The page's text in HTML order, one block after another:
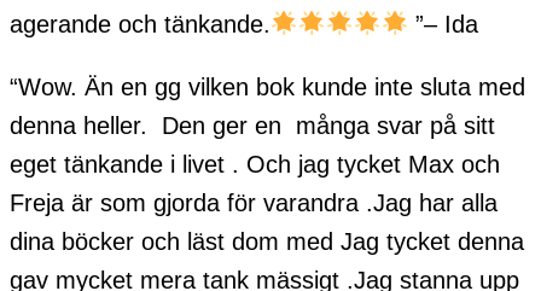
agerande och tänkande.
”– Ida
“Wow. Än en gg vilken bok kunde inte sluta med
denna heller. Den ger en många svar på sitt
eget tänkande i livet . Och jag tycket Max och
Freja är som gjorda för varandra .Jag har alla
dina böcker och läst dom med Jag tycket denna
gav mycket mera tank mässigt .Jag stanna upp